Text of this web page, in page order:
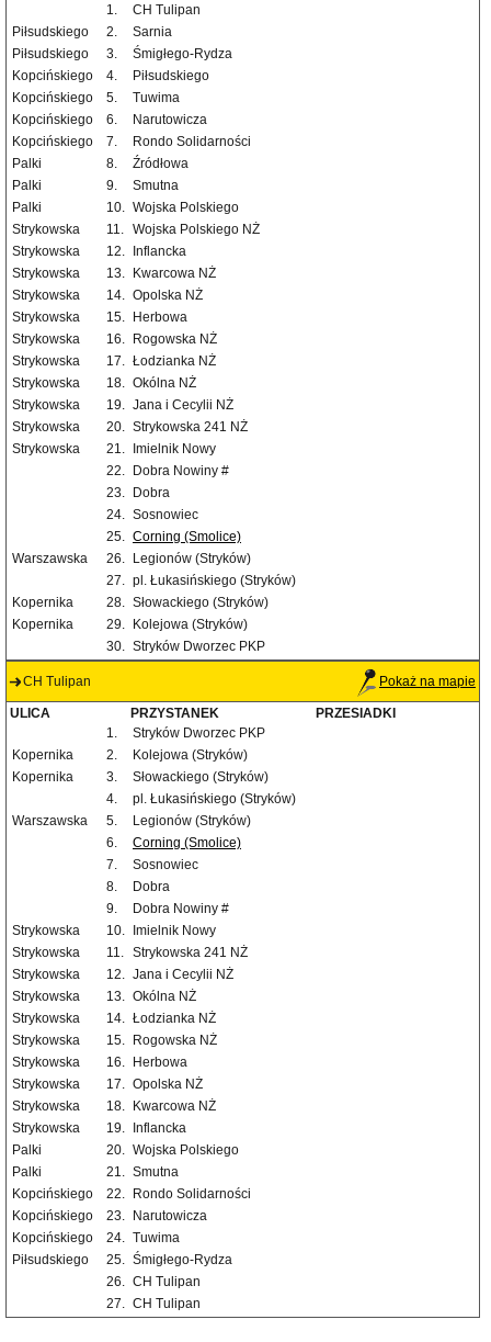
1.
CH Tulipan
Piłsudskiego
2.
Sarnia
Piłsudskiego
3.
Śmigłego-Rydza
Kopcińskiego
4.
Piłsudskiego
Kopcińskiego
5.
Tuwima
Kopcińskiego
6.
Narutowicza
Kopcińskiego
7.
Rondo Solidarności
Palki
8.
Źródłowa
Palki
9.
Smutna
Palki
10. Wojska Polskiego
Strykowska
11. Wojska Polskiego NŻ
Strykowska
12.
Inflancka
Strykowska
13.
Kwarcowa NŻ
Strykowska
14. Opolska NŻ
Strykowska
15.
Herbowa
Strykowska
16.
Rogowska NŻ
Strykowska
17. Łodzianka NŻ
Strykowska
18. Okólna NŻ
Strykowska
19. Jana i Cecylii NŻ
Strykowska
20. Strykowska 241 NŻ
Strykowska
21.
Imielnik Nowy
22.
Dobra Nowiny #
23.
Dobra
24. Sosnowiec
25. Corning (Smolice)
Warszawska
26.
Legionów (Stryków)
27. pl. Łukasińskiego (Stryków)
Kopernika
28. Słowackiego (Stryków)
Kopernika
29.
Kolejowa (Stryków)
30. Stryków Dworzec PKP
CH Tulipan Pokaż na mapie
ULICA PRZYSTANEK
PRZESIADKI
1.
Stryków Dworzec PKP
Kopernika
2.
Kolejowa (Stryków)
Kopernika
3.
Słowackiego (Stryków)
4.
pl. Łukasińskiego (Stryków)
Warszawska
5.
Legionów (Stryków)
6.
Corning (Smolice)
7.
Sosnowiec
8.
Dobra
9.
Dobra Nowiny #
Strykowska
10.
Imielnik Nowy
Strykowska
11. Strykowska 241 NŻ
Strykowska
12. Jana i Cecylii NŻ
Strykowska
13. Okólna NŻ
Strykowska
14. Łodzianka NŻ
Strykowska
15.
Rogowska NŻ
Strykowska
16.
Herbowa
Strykowska
17. Opolska NŻ
Strykowska
18.
Kwarcowa NŻ
Strykowska
19.
Inflancka
Palki
20. Wojska Polskiego
Palki
21. Smutna
Kopcińskiego
22.
Rondo Solidarności
Kopcińskiego
23.
Narutowicza
Kopcińskiego
24. Tuwima
Piłsudskiego
25. Śmigłego-Rydza
26. CH Tulipan
27. CH Tulipan